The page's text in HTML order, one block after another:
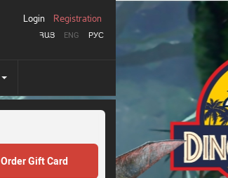
ՀԱՅ ENG РУС
Login Registration
Order Gift Card